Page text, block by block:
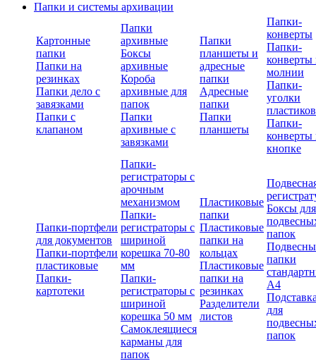
Папки и системы архивации
Картонные
папки
Папки на
резинках
Папки дело с
завязками
Папки с
клапаном
Папки
архивные
Боксы
архивные
Короба
архивные для
папок
Папки
архивные с
завязками
Папки
планшеты и
адресные
папки
Адресные
папки
Папки
планшеты
Папки-
конверты
Папки-
конверты
молнии
Папки-
уголки
Папки-
конверты
кнопке
Папки-портфели
для документов
Папки-портфели
пластиковые
Папки-
картотеки
Папки-
регистраторы с
арочным
механизмом
Папки-
регистраторы с
шириной
корешка 70-80
мм
Папки-
регистраторы с
шириной
корешка 50 мм
Самоклеящиеся
карманы для
папок
Пластиковые
папки
Пластиковые
папки на
кольцах
Пластиковые
папки на
резинках
Разделители
листов
Боксы для
папок
папки
А4
для
папок